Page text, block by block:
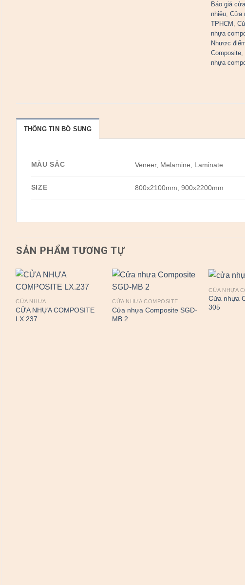
Báo giá
nhiêu,Cửa
TPHCM ,
nhựa
Nhược
Composite,
nhựa
THÔNG TIN BỔ SUNG
MÀU SẮC Veneer, Melamine, Laminate
SIZE 800x2100mm, 900x2200mm
SẢN PHẨM TƯƠNG TỰ
CỬA NHỰA
CỬA NHỰA COMPOSITE
LX.237
CỬA NHỰA COMPOSITE
Cửa nhựa Composite SGD-
MB 2
CỬA NHỰA
Cửa nhựa
305